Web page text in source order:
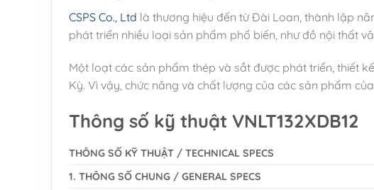
CSPS Co., Ltd là thương hiệu đến từ Đài Loan, thành lập
phát triển nhiều loại sản phẩm phổ biến, như đồ nội thất
Một loạt các sản phẩm thép và sắt được phát triển, thiết
Kỳ. Vì vậy, chức năng và chất lượng của các sản phẩm
Thông số kỹ thuật VNLT132XDB12
THÔNG SỐ KỸ THUẬT / TECHNICAL SPECS
1. THÔNG SỐ CHUNG / GENERAL SPECS